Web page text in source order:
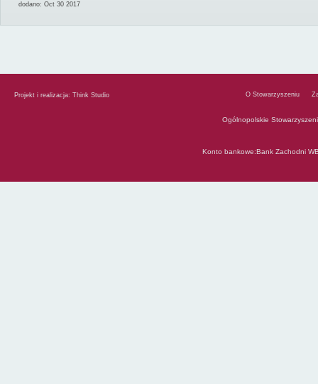
dodano: Oct 30 2017
Projekt i realizacja: Think Studio O Stowarzyszeniu
Ogólnopolskie
Konto bankowe:Bank Zachodni